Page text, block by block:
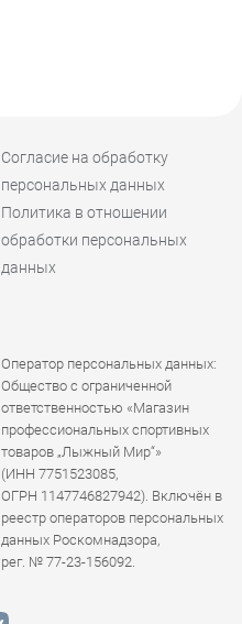
Согласие на обработку
персональных данных
Политика в отношении
обработки персональных
данных
Оператор персональных данных:
Общество с ограниченной
ответственностью «Магазин
профессиональных спортивных
товаров „Лыжный Мир“»
(ИНН 7751523085,
ОГРН 1147746827942). Включён в
реестр операторов персональных
данных Роскомнадзора,
рег. № 77-23-156092.